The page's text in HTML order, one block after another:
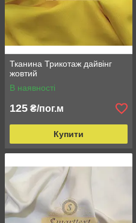
Тканина Трикотаж дайвінг
жовтий
В наявності
125 ₴/пог.м
Купити